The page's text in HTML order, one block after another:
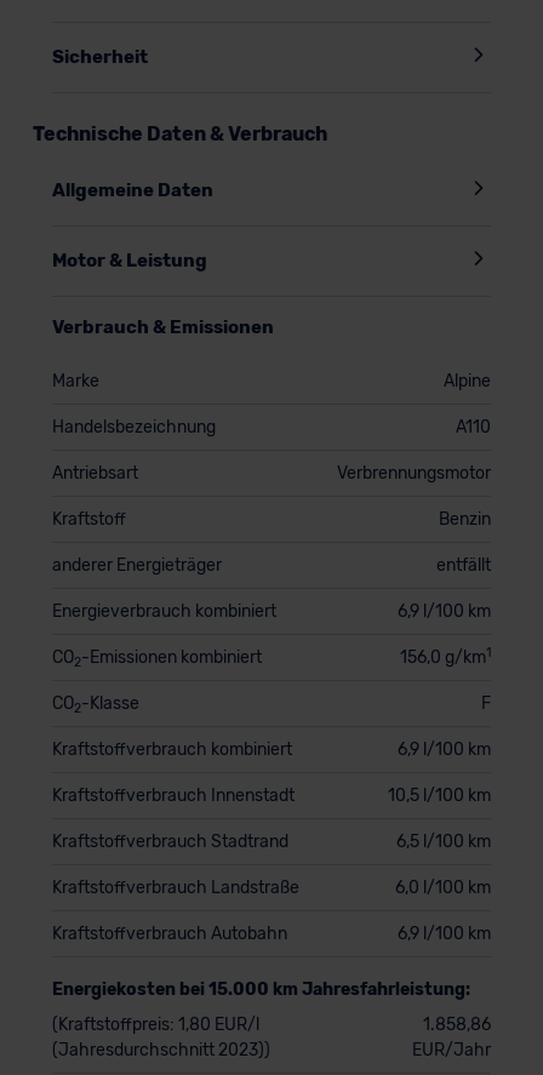
Sicherheit
Technische Daten & Verbrauch
Allgemeine Daten
Motor & Leistung
Verbrauch & Emissionen
Marke Alpine
Handelsbezeichnung A110
Antriebsart Verbrennungsmotor
Kraftstoff Benzin
anderer Energieträger entfällt
Energieverbrauch kombiniert 6,9 l/100 km
CO2-Emissionen kombiniert 156,0 g/km1
CO2-Klasse F
Kraftstoffverbrauch kombiniert 6,9 l/100 km
Kraftstoffverbrauch Innenstadt 10,5 l/100 km
Kraftstoffverbrauch Stadtrand 6,5 l/100 km
Kraftstoffverbrauch Landstraße 6,0 l/100 km
Kraftstoffverbrauch Autobahn 6,9 l/100 km
Energiekosten bei 15.000 km Jahresfahrleistung:
(Kraftstoffpreis: 1,80 EUR/l
(Jahresdurchschnitt 2023))
1.858,86
EUR/Jahr